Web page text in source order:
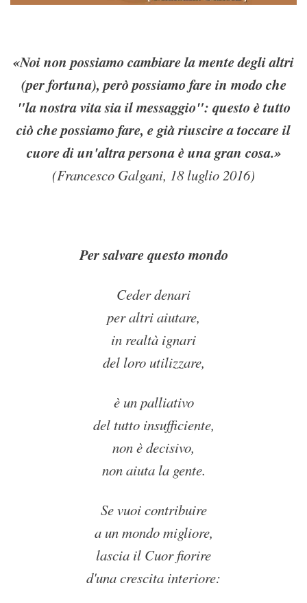
«Noi non possiamo cambiare la mente degli altri
(per fortuna), però possiamo fare in modo che
"la nostra vita sia il messaggio": questo è tutto
ciò che possiamo fare, e già riuscire a toccare il
cuore di un'altra persona è una gran cosa.»
(Francesco Galgani, 18 luglio 2016)
Per salvare questo mondo
Ceder denari
per altri aiutare,
in realtà ignari
del loro utilizzare,
è un palliativo
del tutto insufficiente,
non è decisivo,
non aiuta la gente.
Se vuoi contribuire
a un mondo migliore,
lascia il Cuor fiorire
d'una crescita interiore: